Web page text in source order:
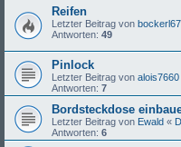
Reifen
Letzter Beitrag von bockerl67
Antworten: 49
Pinlock
Letzter Beitrag von alois7660
Antworten: 7
Bordsteckdose
Letzter Beitrag von Ewald «
Antworten: 6